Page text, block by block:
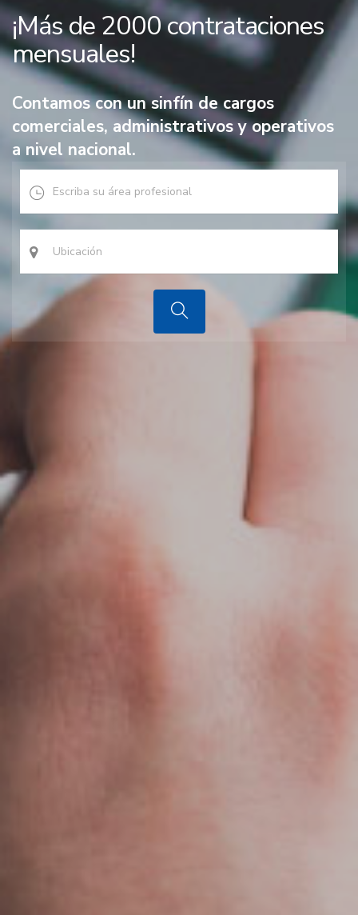
¡Más de 2000 contrataciones
mensuales!
Contamos con un sinfín de cargos
comerciales, administrativos y operativos
a nivel nacional.